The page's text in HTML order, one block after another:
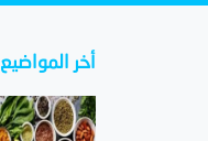
أخر المواضيع